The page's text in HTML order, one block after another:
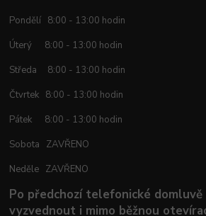
Pondělí 8:00 - 13:00 hodin
Úterý 8:00 - 13:00 hodin
Středa 8:00 - 13:00 hodin
Čtvrtek 8:00 - 13:00 hodin
Pátek 8:00 - 13:00 hodin
Sobota ZAVŘENO
Neděle ZAVŘENO
Po předchozí telefonické domluvě
vyzvednout i mimo běžnou